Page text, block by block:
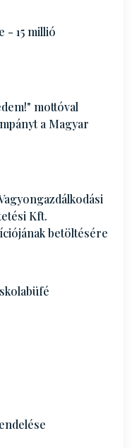
- 15 millió
mottóval
a Magyar
Kft.
betöltésére